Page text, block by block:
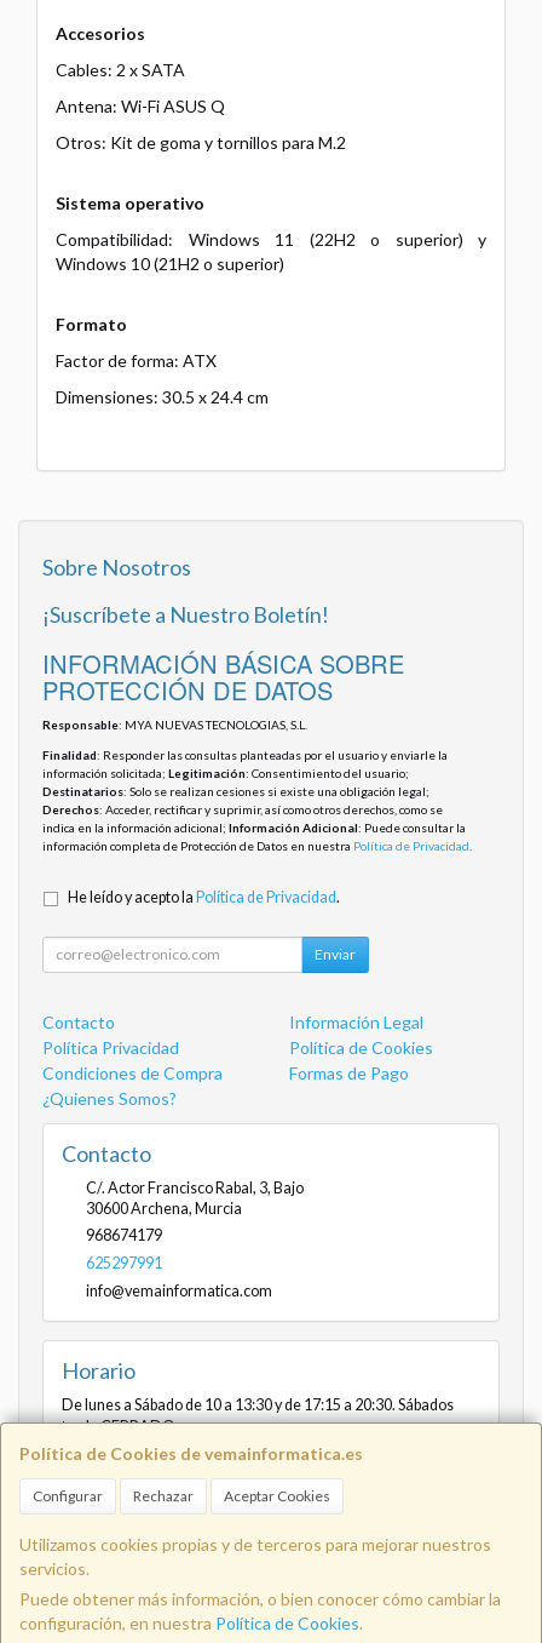
Accesorios
Cables: 2 x SATA
Antena: Wi-Fi ASUS Q
Otros: Kit de goma y tornillos para M.2
Sistema operativo
Compatibilidad: Windows 11 (22H2 o superior) y
Windows 10 (21H2 o superior)
Formato
Factor de forma: ATX
Dimensiones: 30.5 x 24.4 cm
Política de Cookies de vemainformatica.es
Configurar Rechazar Aceptar Cookies
Utilizamos cookies propias y de terceros para mejorar nuestros
servicios.
Puede obtener más información, o bien conocer cómo cambiar la
configuración, en nuestra Política de Cookies.
Sobre Nosotros
¡Suscríbete a Nuestro Boletín!
INFORMACIÓN BÁSICA SOBRE
PROTECCIÓN DE DATOS
Responsable: MYA NUEVAS TECNOLOGIAS, S.L.
Finalidad: Responder las consultas planteadas por el usuario y enviarle la
información solicitada; Legitimación: Consentimiento del usuario;
Destinatarios: Solo se realizan cesiones si existe una obligación legal;
Derechos: Acceder, rectificar y suprimir, así como otros derechos, como se
indica en la información adicional; Información Adicional: Puede consultar la
información completa de Protección de Datos en nuestra Política de Privacidad
He leído y acepto la Política de Privacidad.
Enviar
Contacto
Información Legal
Política Privacidad
Política de Cookies
Condiciones de Compra
Formas de Pago
¿Quienes Somos?
Contacto
C/. Actor Francisco Rabal, 3, Bajo
30600Archena, Murcia
968674179
625297991
info@vemainformatica.com
Horario
De lunes a Sábado de 10 a 13:30 y de 17:15 a 20:30. Sábados
tarde CERRADO
Info@vemainformatica.com 625
29 79 91